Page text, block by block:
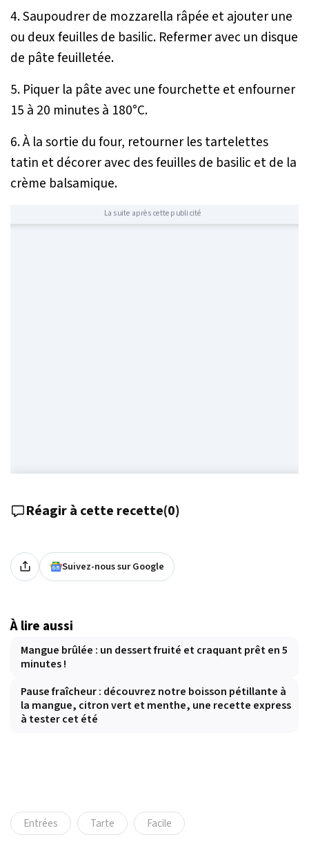
4. Saupoudrer de mozzarella râpée et ajouter une
ou deux feuilles de basilic. Refermer avec un disque
de pâte feuilletée.
5. Piquer la pâte avec une fourchette et enfourner
15 à 20 minutes à 180°C.
6. À la sortie du four, retourner les tartelettes
tatin et décorer avec des feuilles de basilic et de la
crème balsamique.
La suite après cette publicité
Réagir à cette recette(0)
Suivez-nous sur Google
À lire aussi
Mangue brûlée : un dessert fruité et craquant prêt en 5
minutes !
Pause fraîcheur : découvrez notre boisson pétillante à
la mangue, citron vert et menthe, une recette express
à tester cet été
Entrées Tarte Facile